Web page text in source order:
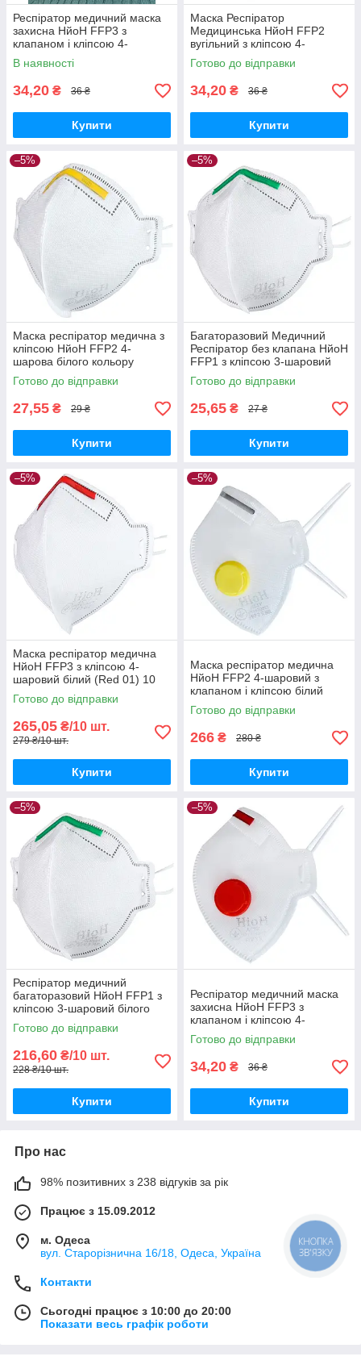
Респіратор медичний маска
захисна НйоН FFP3 з
клапаном і кліпсою 4-
шаровий білого кольору (Red
valve 01)
В наявності
34,20 ₴ 36 ₴
Купити
Маска Респіратор
Медицинська НйоН FFP2
вугільний з кліпсою 4-
шаровий з клапаном Сірий
(Grey yellow valve 01)
Готово до відправки
34,20 ₴ 36 ₴
Купити
–5%
Маска респіратор медична з
кліпсою НйоН FFP2 4-
шарова білого кольору
(Yellow 01)
Готово до відправки
27,55 ₴ 29 ₴
Купити
–5%
Багаторазовий Медичний
Респіратор без клапана НйоН
FFP1 з кліпсою 3-шаровий
білого кольору (Green 01)
Готово до відправки
25,65 ₴ 27 ₴
Купити
–5%
Маска респіратор медична
НйоН FFP3 з кліпсою 4-
шаровий білий (Red 01) 10
шт.
Готово до відправки
265,05 ₴/10 шт.
279 ₴/10 шт.
Купити
–5%
Маска респіратор медична
НйоН FFP2 4-шаровий з
клапаном і кліпсою білий
(Yellow valve 01) 10 шт.
Готово до відправки
266 ₴ 280 ₴
Купити
–5%
Респіратор медичний
багаторазовий НйоН FFP1 з
кліпсою 3-шаровий білого
кольору (Green 01) 10 шт.
Готово до відправки
216,60 ₴/10 шт.
228 ₴/10 шт.
Купити
–5%
Респіратор медичний маска
захисна НйоН FFP3 з
клапаном і кліпсою 4-
шаровий білого кольору (Red
valve 01)
Готово до відправки
34,20 ₴ 36 ₴
Купити
Про нас
98% позитивних з 238 відгуків за рік
Працює з 15.09.2012
м. Одеса
вул. Старорізнична 16/18, Одеса, Україна
Контакти
Сьогодні працює з 10:00 до 20:00
Показати весь графік роботи
КНОПКА
ЗВ'ЯЗКУ